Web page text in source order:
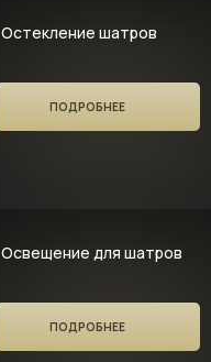
Остекление шатров
ПОДРОБНЕЕ
Освещение для шатров
ПОДРОБНЕЕ